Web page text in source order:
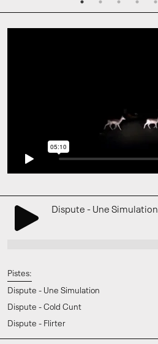
Dispute - Une Simulation
Pistes:
Dispute - Une Simulation
Dispute - Cold Cunt
Dispute - Flirter